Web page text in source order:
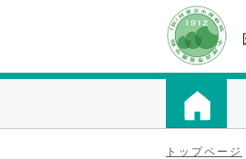
トップページ